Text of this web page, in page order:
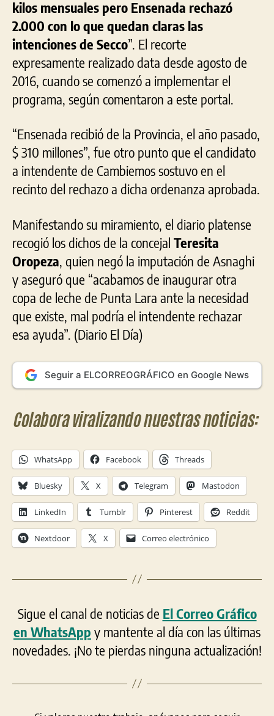
kilos mensuales pero Ensenada rechazó
2.000 con lo que quedan claras las
intenciones de Secco”. El recorte
expresamente realizado data desde agosto de
2016, cuando se comenzó a implementar el
programa, según comentaron a este portal.
“Ensenada recibió de la Provincia, el año pasado,
$ 310 millones”, fue otro punto que el candidato
a intendente de Cambiemos sostuvo en el
recinto del rechazo a dicha ordenanza aprobada.
Manifestando su miramiento, el diario platense
recogió los dichos de la concejal Teresita
Oropeza, quien negó la imputación de Asnaghi
y aseguró que “acabamos de inaugurar otra
copa de leche de Punta Lara ante la necesidad
que existe, mal podría el intendente rechazar
esa ayuda”. (Diario El Día)
Seguir a ELCORREOGRÁFICO en Google News
Colabora viralizando nuestras noticias:
WhatsApp Facebook Threads
Bluesky X Telegram Mastodon
LinkedIn Tumblr Pinterest Reddit
Nextdoor X Correo electrónico
Sigue el canal de noticias de El Correo Gráfico
en WhatsApp y mantente al día con las últimas
novedades. ¡No te pierdas ninguna actualización!